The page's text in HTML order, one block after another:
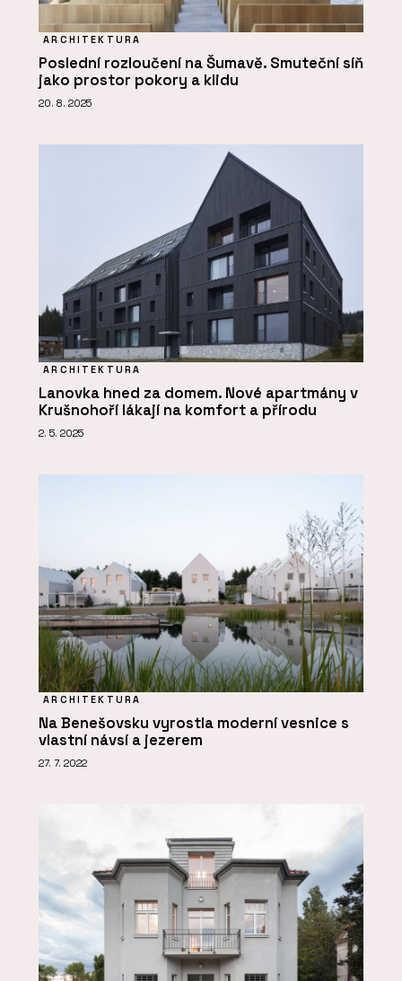
ARCHITEKTURA
Poslední rozloučení na Šumavě. Smuteční síň
jako prostor pokory a klidu
20. 8. 2025
ARCHITEKTURA
Lanovka hned za domem. Nové apartmány v
Krušnohoří lákají na komfort a přírodu
2. 5. 2025
ARCHITEKTURA
Na Benešovsku vyrostla moderní vesnice s
vlastní návsí a jezerem
27. 7. 2022